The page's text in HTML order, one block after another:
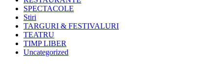
SPECTACOLE
Stiri
TARGURI & FESTIVALURI
TEATRU
TIMP LIBER
Uncategorized